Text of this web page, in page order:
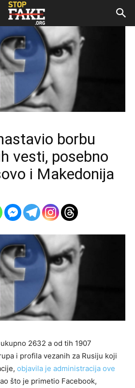
borbu
vesti, posebno
i Makedonija
2632 a od tih 1907
i profila vezanih za Rusiju koji
objavila je administracija ove
što je primetio Facebook,